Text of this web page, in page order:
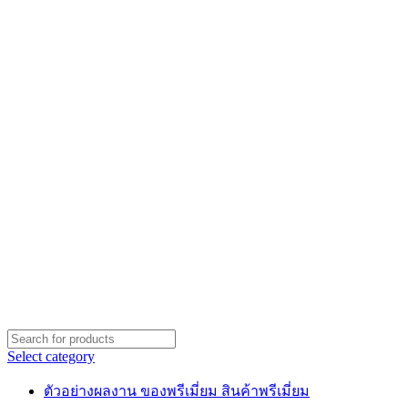
Select category
ตัวอย่างผลงาน ของพรีเมี่ยม สินค้าพรีเมี่ยม